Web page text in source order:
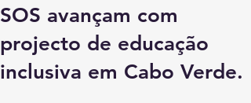
SOS avançam com
projecto de educação
inclusiva em Cabo Verde.